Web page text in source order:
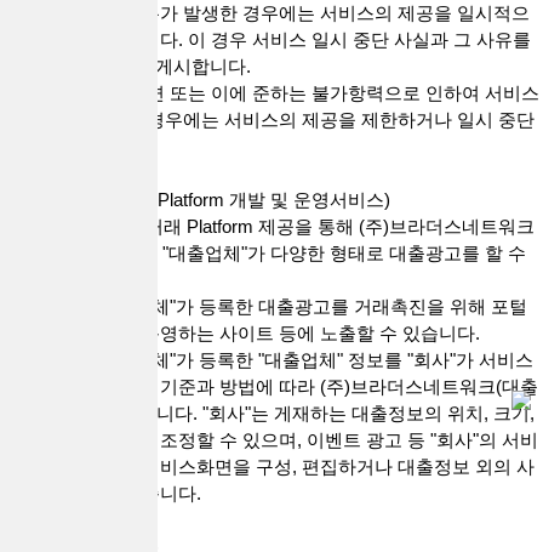
신의 두절 등의 사유가 발생한 경우에는 서비스의 제공을 일시적으
로 중단할 수 있습니다. 이 경우 서비스 일시 중단 사실과 그 사유를
사이트 공지사항에 게시합니다.
3) “회사"는 천재지변 또는 이에 준하는 불가항력으로 인하여 서비스
를 제공할 수 없는 경우에는 서비스의 제공을 제한하거나 일시 중단
제14조(대출직거래 Platform 개발 및 운영서비스)
1. "회사"는 대출직거래 Platform 제공을 통해 (주)브라더스네트워크
(대출브라더스)에서 "대출업체"가 다양한 형태로 대출광고를 할 수
2. "회사"는 "대출업체"가 등록한 대출광고를 거래촉진을 위해 포털
사이트, 제휴사가 운영하는 사이트 등에 노출할 수 있습니다.
3. "회사"는 "대출업체"가 등록한 "대출업체" 정보를 "회사"가 서비스
제공을 위하여 정한 기준과 방법에 따라 (주)브라더스네트워크(대출
브라더스)에 게재합니다. "회사"는 게재하는 대출정보의 위치, 크기,
배열 등을 결정하고 조정할 수 있으며, 이벤트 광고 등 "회사"의 서비
스를 위하여 해당 서비스화면을 구성, 편집하거나 대출정보 외의 사
항을 게재할 수 있습니다.